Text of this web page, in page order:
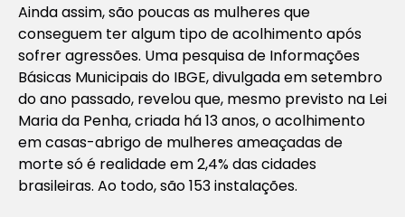
Ainda assim, são poucas as mulheres que
conseguem ter algum tipo de acolhimento após
sofrer agressões. Uma pesquisa de Informações
Básicas Municipais do IBGE, divulgada em setembro
do ano passado, revelou que, mesmo previsto na Lei
Maria da Penha, criada há 13 anos, o acolhimento
em casas-abrigo de mulheres ameaçadas de
morte só é realidade em 2,4% das cidades
brasileiras. Ao todo, são 153 instalações.